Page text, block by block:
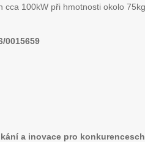
cca 100kW při hmotnosti okolo
0015659
a inovace pro